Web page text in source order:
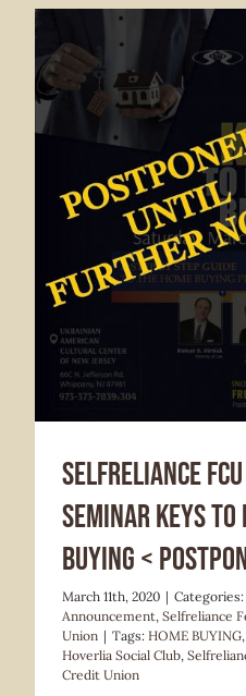
News & Announcement
Federal Credit
Selfreliance FCU
seminar KEYS TO
BUYING <
March 11th, 2020 | Categories:
Announcement, Selfreliance
Union | Tags: HOME BUYING,
Hoverlia Social Club,
Credit Union